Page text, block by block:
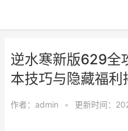
逆水寒新版629全
本技巧与隐藏福利
作者： admin • 更新时间：